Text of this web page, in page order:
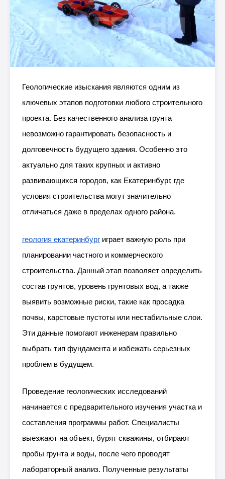
Геологические изыскания являются одним из
ключевых этапов подготовки любого строительного
проекта. Без качественного анализа грунта
невозможно гарантировать безопасность и
долговечность будущего здания. Особенно это
актуально для таких крупных и активно
развивающихся городов, как Екатеринбург, где
условия строительства могут значительно
отличаться даже в пределах одного района.
геология екатеринбург играет важную роль при
планировании частного и коммерческого
строительства. Данный этап позволяет определить
состав грунтов, уровень грунтовых вод, а также
выявить возможные риски, такие как просадка
почвы, карстовые пустоты или нестабильные слои.
Эти данные помогают инженерам правильно
выбрать тип фундамента и избежать серьезных
проблем в будущем.
Проведение геологических исследований
начинается с предварительного изучения участка и
составления программы работ. Специалисты
выезжают на объект, бурят скважины, отбирают
пробы грунта и воды, после чего проводят
лабораторный анализ. Полученные результаты